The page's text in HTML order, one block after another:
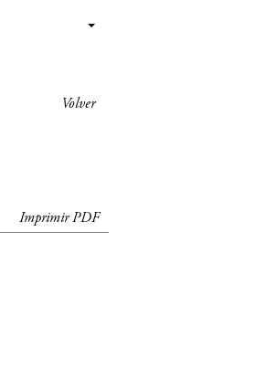
Volver
Imprimir PDF